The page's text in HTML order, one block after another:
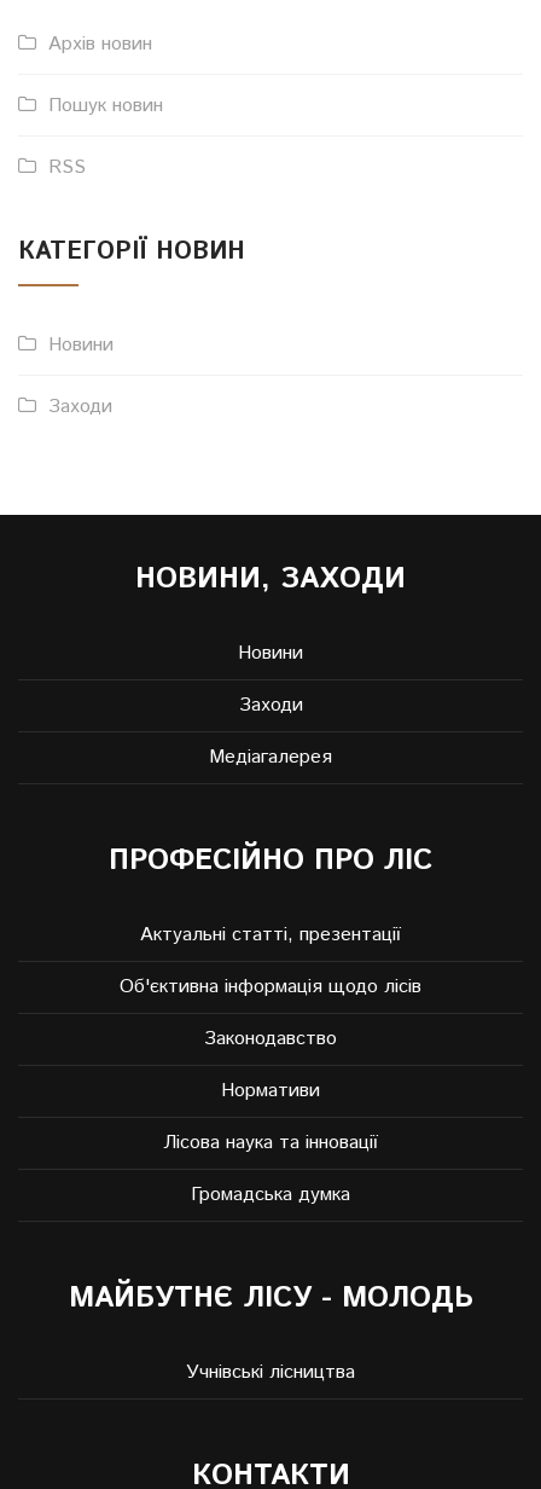
Архів новин
Пошук новин
RSS
КАТЕГОРІЇ НОВИН
Новини
Заходи
НОВИНИ, ЗАХОДИ
Новини
Заходи
Медіагалерея
ПРОФЕСІЙНО ПРО ЛІС
Актуальні статті, презентації
Об'єктивна інформація щодо лісів
Законодавство
Нормативи
Лісова наука та інновації
Громадська думка
МАЙБУТНЄ ЛІСУ - МОЛОДЬ
Учнівські лісництва
КОНТАКТИ